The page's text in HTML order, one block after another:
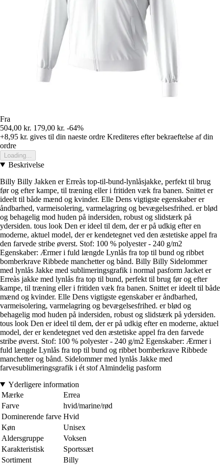
Fra
504,00 kr. 179,00 kr. -64%
+8,95 kr. gives til din naeste ordre Krediteres efter bekraeftelse af din
ordre
Loading...
Beskrivelse
Billy Billy Jakken er Erreàs top-til-bund-lynlåsjakke, perfekt til brug
før og efter kampe, til træning eller i fritiden væk fra banen. Snittet er
ideelt til både mænd og kvinder. Elle Dens vigtigste egenskaber er
åndbarhed, varmeisolering, varmelagring og bevægelsesfrihed. er blød
og behagelig mod huden på indersiden, robust og slidstærk på
ydersiden. tous look Den er ideel til dem, der er på udkig efter en
moderne, aktuel model, der er kendetegnet ved den æstetiske appel fra
den farvede stribe øverst. Stof: 100 % polyester - 240 g/m2
Egenskaber: Ærmer i fuld længde Lynlås fra top til bund og ribbet
bomberkrave Ribbede manchetter og bånd. Billy Billy Sidelommer
med lynlås Jakke med sublimeringsgrafik i normal pasform Jacket er
Erreàs jakke med lynlås fra top til bund, perfekt til brug før og efter
kampe, til træning eller i fritiden væk fra banen. Snittet er ideelt til både
mænd og kvinder. Elle Dens vigtigste egenskaber er åndbarhed,
varmeisolering, varmelagring og bevægelsesfrihed. er blød og
behagelig mod huden på indersiden, robust og slidstærk på ydersiden.
tous look Den er ideel til dem, der er på udkig efter en moderne, aktuel
model, der er kendetegnet ved den æstetiske appel fra den farvede
stribe øverst. Stof: 100 % polyester - 240 g/m2 Egenskaber: Ærmer i
fuld længde Lynlås fra top til bund og ribbet bomberkrave Ribbede
manchetter og bånd. Sidelommer med lynlås Jakke med
farvesublimeringsgrafik i ét stof Almindelig pasform
Yderligere information
Mærke
Errea
Farve
hvid/marine/rød
Dominerende farve Hvid
Køn
Unisex
Aldersgruppe
Voksen
Karakteristisk
Sportssæt
Sortiment
Billy